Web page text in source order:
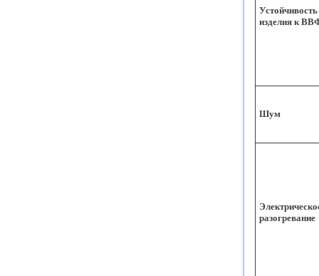
Устойчивость
изделия к
Шум
разогревание